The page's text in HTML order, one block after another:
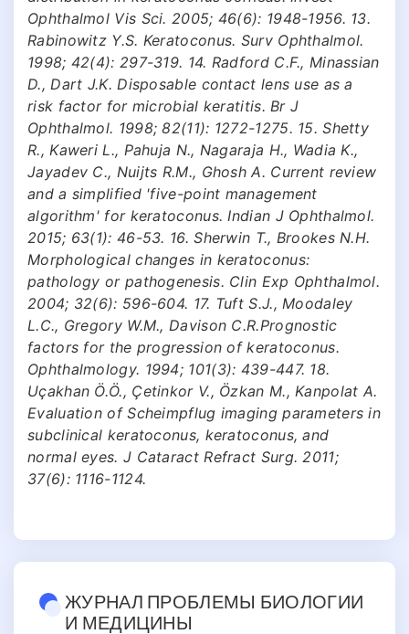
Ophthalmol Vis Sci. 2005; 46(6): 1948-1956. 13.
Rabinowitz Y.S. Keratoconus. Surv Ophthalmol.
1998; 42(4): 297-319. 14. Radford C.F., Minassian
D., Dart J.K. Disposable contact lens use as a
risk factor for microbial keratitis. Br J
Ophthalmol. 1998; 82(11): 1272-1275. 15. Shetty
R., Kaweri L., Pahuja N., Nagaraja H., Wadia K.,
Jayadev C., Nuijts R.M., Ghosh A. Current review
and a simplified 'five-point management
algorithm' for keratoconus. Indian J Ophthalmol.
2015; 63(1): 46-53. 16. Sherwin T., Brookes N.H.
Morphological changes in keratoconus:
pathology or pathogenesis. Clin Exp Ophthalmol.
2004; 32(6): 596-604. 17. Tuft S.J., Moodaley
L.C., Gregory W.M., Davison C.R.Prognostic
factors for the progression of keratoconus.
Ophthalmology. 1994; 101(3): 439-447. 18.
Uçakhan Ö.Ö., Çetinkor V., Özkan M., Kanpolat A.
Evaluation of Scheimpflug imaging parameters in
subclinical keratoconus, keratoconus, and
normal eyes. J Cataract Refract Surg. 2011;
37(6): 1116-1124.
ЖУРНАЛ ПРОБЛЕМЫ БИОЛОГИИ
И МЕДИЦИНЫ